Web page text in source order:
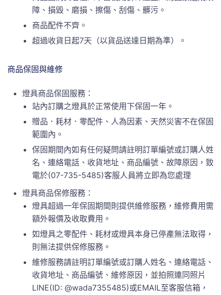
障、損毀、磨損、擦傷、刮傷、髒污。
商品配件不齊。
超過收貨日起7天（以貨品送達日期為準）。
商品保固與維修
燈具商品保固服務：
站內訂購之燈具於正常使用下保固一年。
贈品．耗材．零配件、人為因素、天然災害不在保固
範圍內。
保固期間內如有任何疑問請註明訂單編號或訂購人姓
名、連絡電話、收貨地址、商品編號、故障原因，致
電於(07-735-5485)客服人員將立即為您處理
燈具商品保修服務：
燈具超過一年保固期間則提供維修服務，維修費用需
額外報價及收取費用。
如燈具之零配件、耗材或燈具本身已停產無法取得，
則無法提供保修服務。
維修服務請註明訂單編號或訂購人姓名、連絡電話、
收貨地址、商品編號、維修原因，並拍照連同照片
LINE(ID: @wada7355485)或EMAIL至客服信箱，